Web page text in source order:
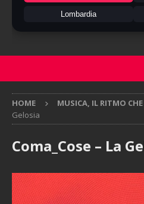
Lombardia
HOME MUSICA, IL RITMO CHE
Gelosia
Coma_Cose – La